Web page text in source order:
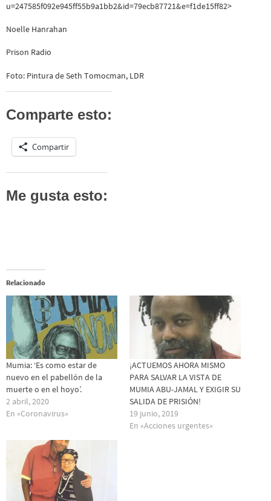
u=247585f092e945ff55b9a1bb2&id=79ecb87721&e=f1de15ff82>
Noelle Hanrahan
Prison Radio
Foto: Pintura de Seth Tomocman, LDR
Comparte esto:
Compartir
Me gusta esto:
Relacionado
Mumia: ‘Es como estar de
nuevo en el pabellón de la
muerte o en el hoyo’.
2 abril, 2020
En «Coronavirus»
¡ACTUEMOS AHORA MISMO
PARA SALVAR LA VISTA DE
MUMIA ABU-JAMAL Y EXIGIR SU
SALIDA DE PRISIÓN!
19 junio, 2019
En «Acciones urgentes»